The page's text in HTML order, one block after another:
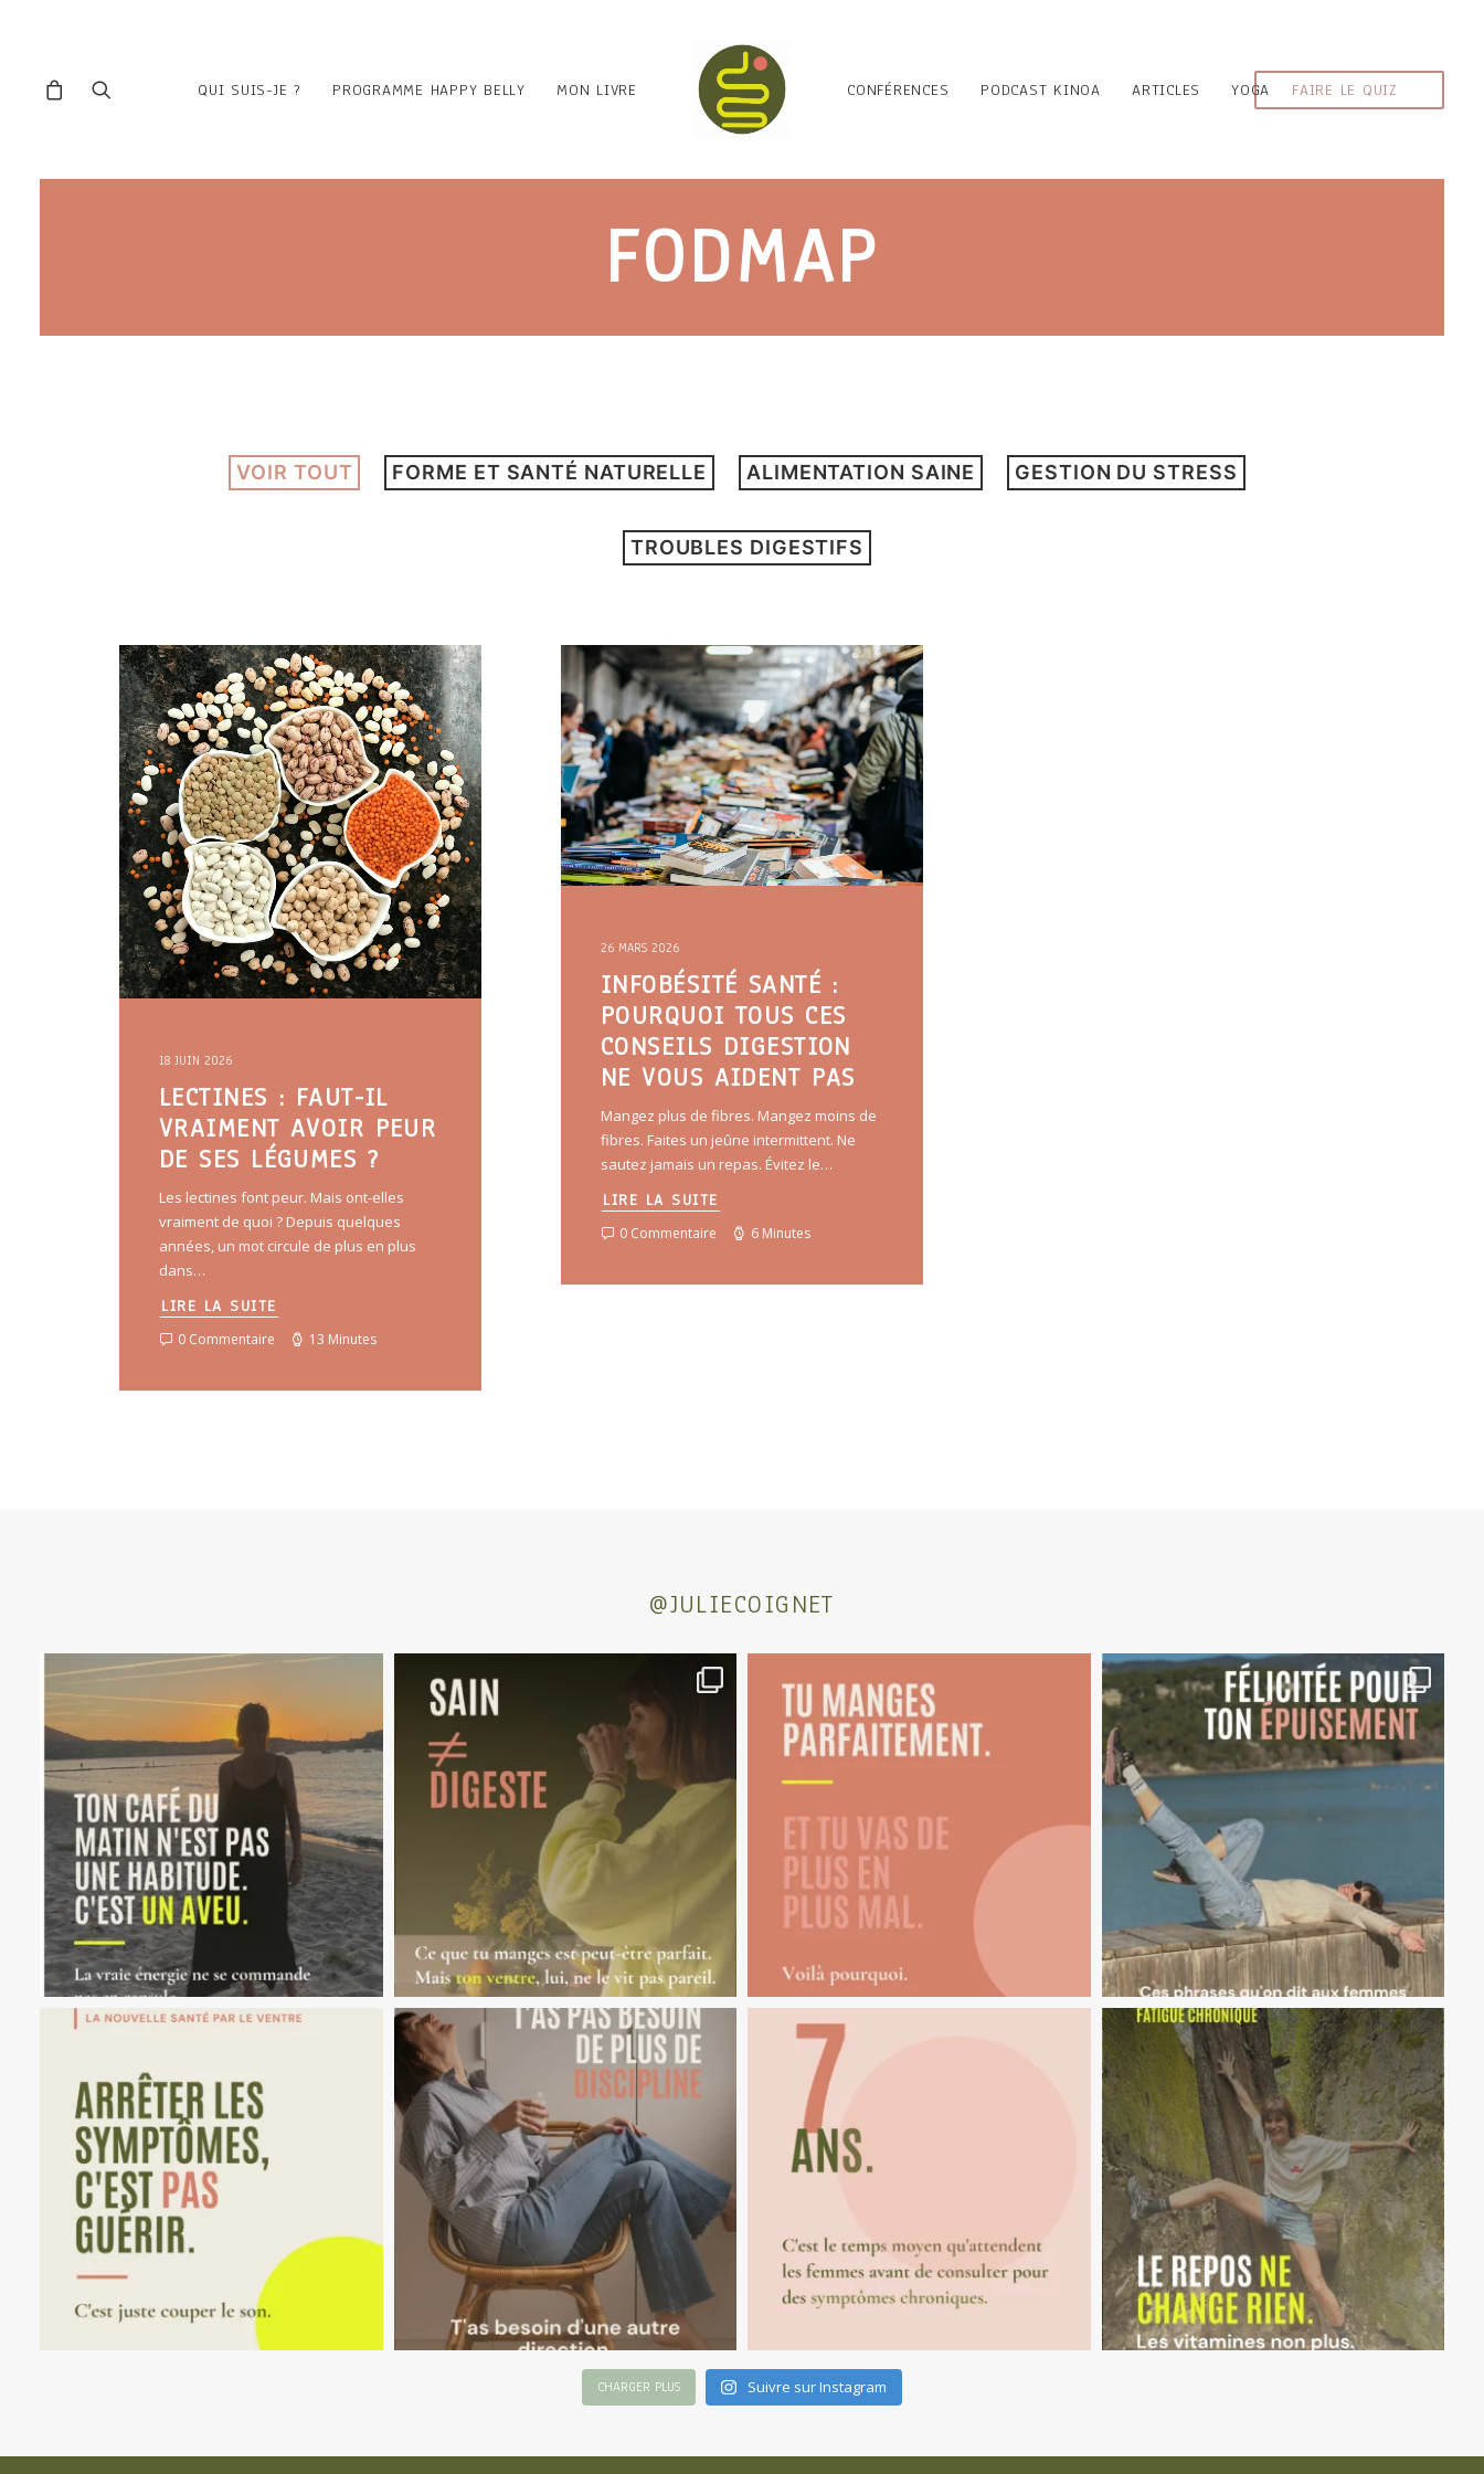
FAIRE LE QUIZ
QUI SUIS-JE ? PROGRAMME HAPPY BELLY MON LIVRE CONFÉRENCES PODCAST KINOA ARTICLES YOGA
FODMAP
VOIR TOUT FORME ET SANTÉ NATURELLE ALIMENTATION SAINE GESTION DU STRESS
TROUBLES DIGESTIFS
18 JUIN 2026
LECTINES : FAUT-IL
VRAIMENT AVOIR PEUR
DE SES LÉGUMES ?
Les lectines font peur. Mais ont-elles
vraiment de quoi ? Depuis quelques
années, un mot circule de plus en plus
dans…
LIRE LA SUITE
0 Commentaire 13 Minutes
26 MARS 2026
INFOBÉSITÉ SANTÉ :
POURQUOI TOUS CES
CONSEILS DIGESTION
NE VOUS AIDENT PAS
Mangez plus de fibres. Mangez moins de
fibres. Faites un jeûne intermittent. Ne
sautez jamais un repas. Évitez le…
LIRE LA SUITE
0 Commentaire 6 Minutes
@JULIECOIGNET
CHARGER PLUS Suivre sur Instagram